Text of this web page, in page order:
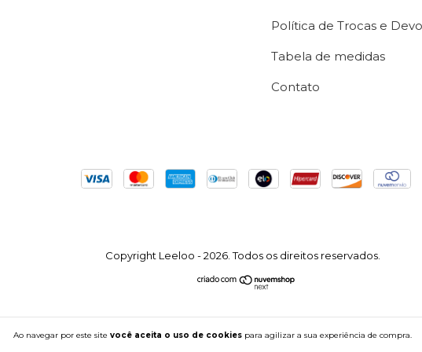
Ao navegar por este site você aceita o uso de cookies para agilizar a sua experiência de compra.
Política de Trocas e
Tabela de medidas
Contato
Copyright Leeloo - 2026. Todos os direitos reservados.